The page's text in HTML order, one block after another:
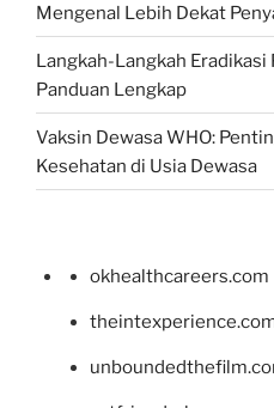
Mengenal Lebih Dekat
Langkah-Langkah
Panduan Lengkap
Vaksin Dewasa WHO:
Kesehatan di Usia Dewasa
okhealthcareers.com